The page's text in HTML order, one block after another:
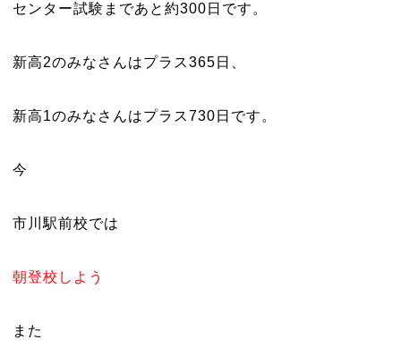
センター試験まであと約300日です。
新高2のみなさんはプラス365日、
新高1のみなさんはプラス730日です。
今
市川駅前校では
朝登校しよう
また